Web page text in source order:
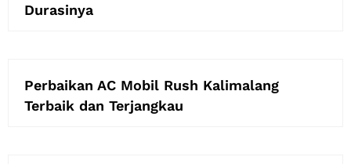
Durasinya
Perbaikan AC Mobil Rush Kalimalang
Terbaik dan Terjangkau